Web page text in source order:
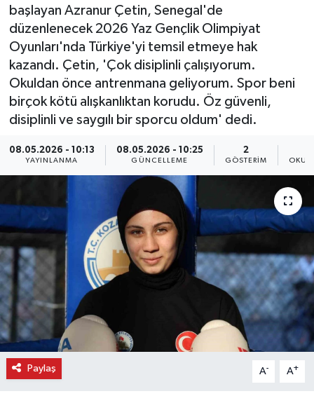
başlayan Azranur Çetin, Senegal'de
düzenlenecek 2026 Yaz Gençlik Olimpiyat
Oyunları'nda Türkiye'yi temsil etmeye hak
kazandı. Çetin, 'Çok disiplinli çalışıyorum.
Okuldan önce antrenmana geliyorum. Spor beni
birçok kötü alışkanlıktan korudu. Öz güvenli,
disiplinli ve saygılı bir sporcu oldum' dedi.
08.05.2026 - 10:13
YAYINLANMA
08.05.2026 - 10:25
GÜNCELLEME
2
GÖSTERIM
Paylaş A- A+